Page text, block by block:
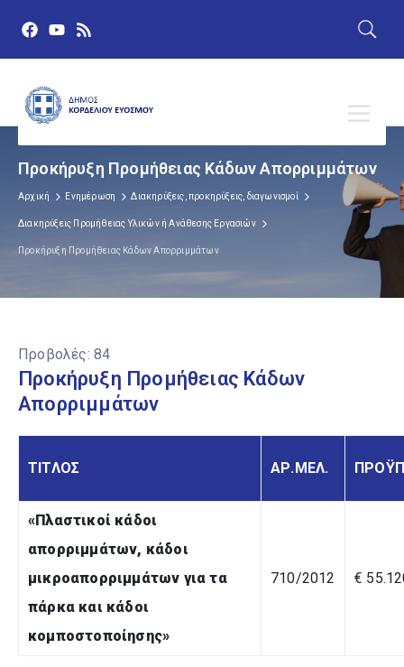
Προκήρυξη Προμήθειας Κάδων Απορριμμάτων
Αρχική Ενημέρωση Διακηρύξεις, προκηρύξεις, διαγωνισμοί
Διακηρύξεις Προμήθειας Υλικών ή Ανάθεσης Εργασιών
Προκήρυξη Προμήθειας Κάδων Απορριμμάτων
Προβολές: 84
Προκήρυξη Προμήθειας Κάδων
Απορριμμάτων
ΤΙΤΛΟΣ ΑΡ.ΜΕΛ.
«Πλαστικοί κάδοι
απορριμμάτων, κάδοι
μικροαπορριμμάτων για τα
πάρκα και κάδοι
κομποστοποίησης»
710/2012 €